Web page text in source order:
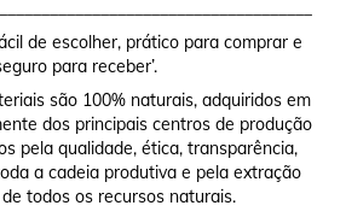
de escolher, prático para comprar e
para receber’.
são 100% naturais, adquiridos em
dos principais centros de produção
pela qualidade, ética, transparência,
a cadeia produtiva e pela extração
todos os recursos naturais.